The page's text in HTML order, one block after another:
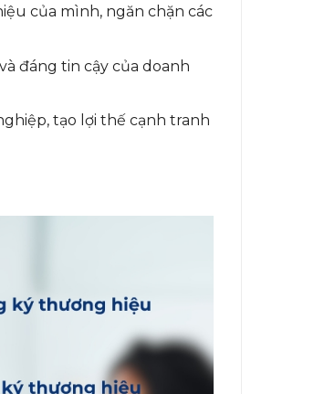
của mình, ngăn chặn các
đáng tin cậy của doanh
tạo lợi thế cạnh tranh